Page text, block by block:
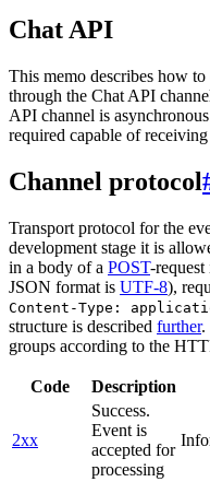
Chat API
This memo describes how to
through the Chat API
API channel is
required capable of
Channel protocol
Transport protocol for the
development stage it is
in a body of a POST-request
JSON format is UTF-8),
Content-Type:
structure is described further.
groups according to the
Code Description
2xx
Success.
Event is
accepted for
processing